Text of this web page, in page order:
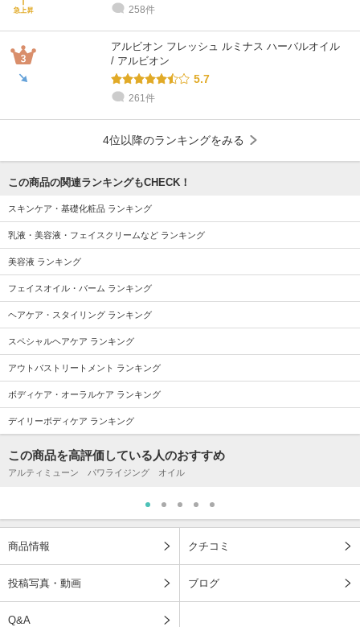
258件
アルビオン フレッシュ ルミナス ハーバルオイル
/ アルビオン
5.7
261件
4位以降のランキングをみる
この商品の関連ランキングもCHECK！
スキンケア・基礎化粧品 ランキング
乳液・美容液・フェイスクリームなど ランキング
美容液 ランキング
フェイスオイル・バーム ランキング
ヘアケア・スタイリング ランキング
スペシャルヘアケア ランキング
アウトバストリートメント ランキング
ボディケア・オーラルケア ランキング
デイリーボディケア ランキング
この商品を高評価している人のおすすめ
アルティミューン パワライジング オイル
商品情報 クチコミ
投稿写真・動画 ブログ
Q&A